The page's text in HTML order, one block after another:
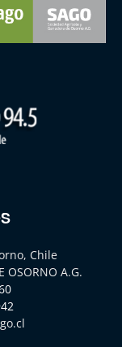
Chile
OSORNO A.G.